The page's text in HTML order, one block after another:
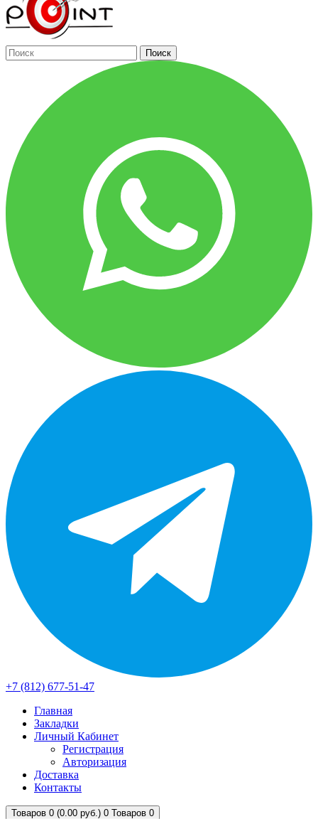
Поиск
+7 (812) 677-51-47
Главная
Закладки
Личный Кабинет
Регистрация
Авторизация
Доставка
Контакты
Товаров 0 (0.00 руб.) 0 Товаров 0